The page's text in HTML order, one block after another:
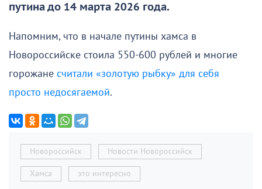
путина до 14 марта 2026 года.
Напомним, что в начале путины хамса в
Новороссийске стоила 550-600 рублей и многие
горожане считали «золотую рыбку» для себя
просто недосягаемой.
Новороссийск Новости Новороссийск
Хамса это интересно